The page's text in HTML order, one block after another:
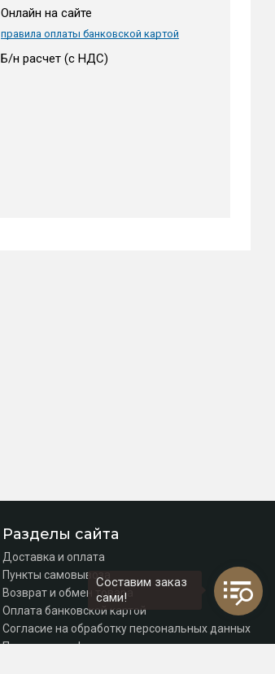
Онлайн на сайте
правила оплаты банковской картой
Б/н расчет (c НДС)
Разделы сайта
Доставка и оплата
Пункты самовывоза
Возврат и обмен товара
Оплата банковской картой
Согласие на обработку персональных данных
Политика конфиденциальности
Составим заказ
сами!